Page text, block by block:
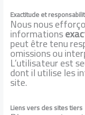
Exactitude et
Nous nous
informations
peut être tenu
omissions ou
L’utilisateur est
dont il utilise les
site.
Liens vers des sites tiers